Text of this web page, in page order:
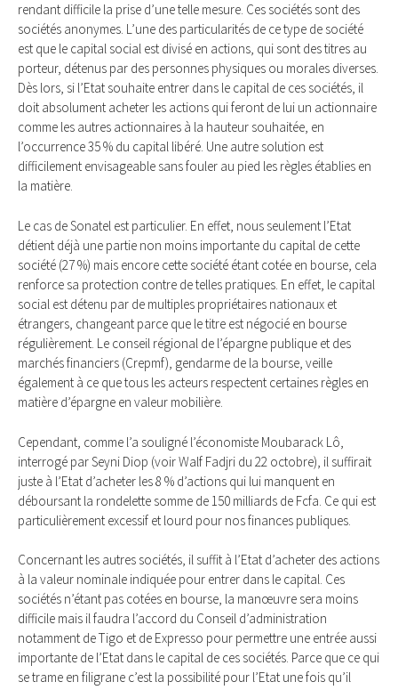
rendant difficile la prise d’une telle mesure. Ces sociétés sont des
sociétés anonymes. L’une des particularités de ce type de société
est que le capital social est divisé en actions, qui sont des titres au
porteur, détenus par des personnes physiques ou morales diverses.
Dès lors, si l’Etat souhaite entrer dans le capital de ces sociétés, il
doit absolument acheter les actions qui feront de lui un actionnaire
comme les autres actionnaires à la hauteur souhaitée, en
l’occurrence 35 % du capital libéré. Une autre solution est
difficilement envisageable sans fouler au pied les règles établies en
la matière.
Le cas de Sonatel est particulier. En effet, nous seulement l’Etat
détient déjà une partie non moins importante du capital de cette
société (27 %) mais encore cette société étant cotée en bourse, cela
renforce sa protection contre de telles pratiques. En effet, le capital
social est détenu par de multiples propriétaires nationaux et
étrangers, changeant parce que le titre est négocié en bourse
régulièrement. Le conseil régional de l’épargne publique et des
marchés financiers (Crepmf), gendarme de la bourse, veille
également à ce que tous les acteurs respectent certaines règles en
matière d’épargne en valeur mobilière.
Cependant, comme l’a souligné l’économiste Moubarack Lô,
interrogé par Seyni Diop (voir Walf Fadjri du 22 octobre), il suffirait
juste à l’Etat d’acheter les 8 % d’actions qui lui manquent en
déboursant la rondelette somme de 150 milliards de Fcfa. Ce qui est
particulièrement excessif et lourd pour nos finances publiques.
Concernant les autres sociétés, il suffit à l’Etat d’acheter des actions
à la valeur nominale indiquée pour entrer dans le capital. Ces
sociétés n’étant pas cotées en bourse, la manœuvre sera moins
difficile mais il faudra l’accord du Conseil d’administration
notamment de Tigo et de Expresso pour permettre une entrée aussi
importante de l’Etat dans le capital de ces sociétés. Parce que ce qui
se trame en filigrane c’est la possibilité pour l’Etat une fois qu’il